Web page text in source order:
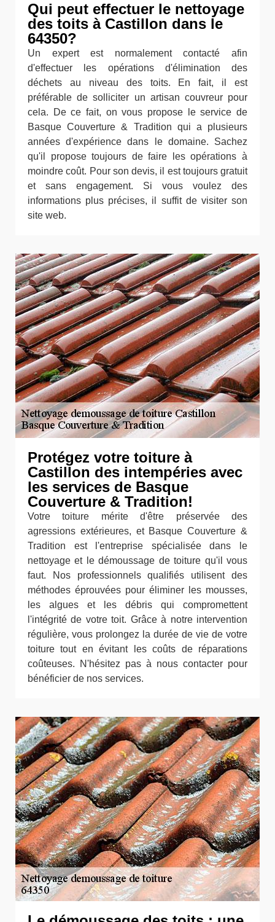
Qui peut effectuer le nettoyage
des toits à Castillon dans le
64350?
Un expert est normalement contacté afin
d'effectuer les opérations d'élimination des
déchets au niveau des toits. En fait, il est
préférable de solliciter un artisan couvreur pour
cela. De ce fait, on vous propose le service de
Basque Couverture & Tradition qui a plusieurs
années d'expérience dans le domaine. Sachez
qu'il propose toujours de faire les opérations à
moindre coût. Pour son devis, il est toujours gratuit
et sans engagement. Si vous voulez des
informations plus précises, il suffit de visiter son
site web.
Protégez votre toiture à
Castillon des intempéries avec
les services de Basque
Couverture & Tradition!
Votre toiture mérite d'être préservée des
agressions extérieures, et Basque Couverture &
Tradition est l'entreprise spécialisée dans le
nettoyage et le démoussage de toiture qu'il vous
faut. Nos professionnels qualifiés utilisent des
méthodes éprouvées pour éliminer les mousses,
les algues et les débris qui compromettent
l'intégrité de votre toit. Grâce à notre intervention
régulière, vous prolongez la durée de vie de votre
toiture tout en évitant les coûts de réparations
coûteuses. N'hésitez pas à nous contacter pour
bénéficier de nos services.